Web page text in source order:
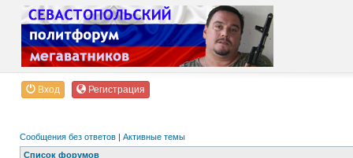
Вход Регистрация
Сообщения без ответов | Активные темы
Список форумов